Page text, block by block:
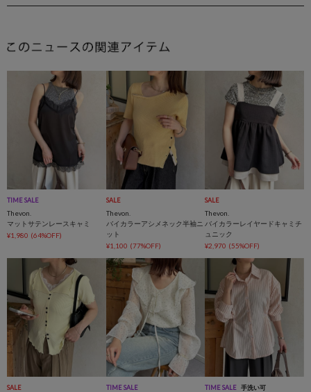
TIME SALE
Thevon.
マットサテンレースキャミ
¥1,980 (64%OFF)
SALE
Thevon.
バイカラーアシメネック半袖ニ
ット
¥1,100 (77%OFF)
SALE
Thevon.
バイカラーレイヤードキャミチ
ュニック
¥2,970 (55%OFF)
SALE TIME SALE TIME SALE 手洗い可